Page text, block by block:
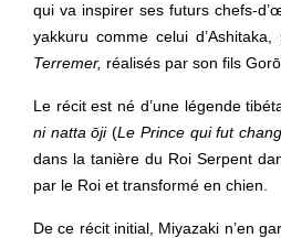
qui va inspirer ses futurs chefs-
yakkuru comme celui
Terremer, réalisés par son fils
Le récit est né d’une légende
ni natta ōji(Le Prince qui fut
dans la tanière du Roi Serpent
par le Roi et transformé en chien.
De ce récit initial, Miyazaki n’en